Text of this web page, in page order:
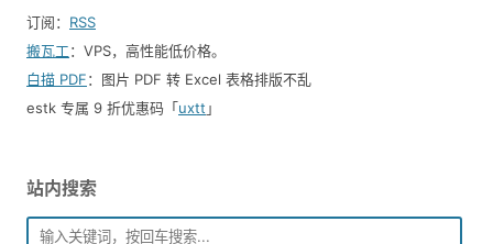
订阅： RSS
搬瓦工：VPS，高性能低价格。️
白描 PDF：图片 PDF 转 Excel 表格排版不乱
estk 专属 9 折优惠码「uxtt 」
站内搜索